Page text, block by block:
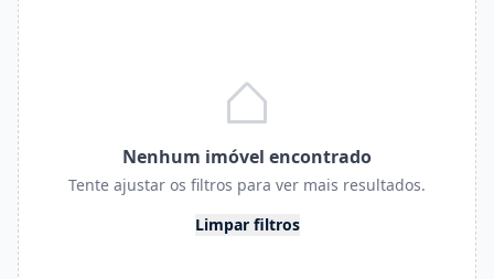
Nenhum imóvel encontrado
Tente ajustar os filtros para ver mais resultados.
Limpar filtros